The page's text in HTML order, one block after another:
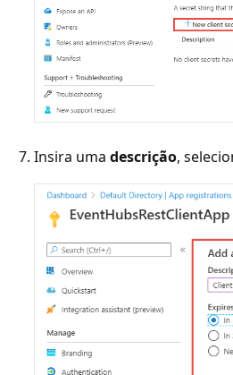
Insira uma descrição,